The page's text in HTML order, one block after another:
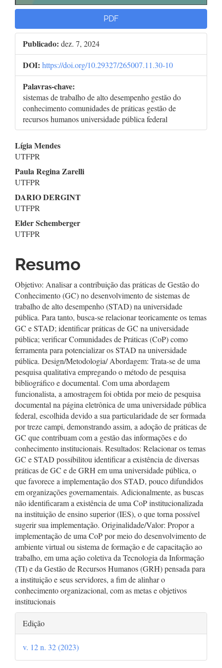
PDF
Publicado: dez. 7, 2024
DOI: https://doi.org/10.29327/265007.11.30-10
Palavras-chave:
sistemas de trabalho de alto desempenho gestão do
conhecimento comunidades de práticas gestão de
recursos humanos universidade pública federal
Conteúdo
do
artigo
principal
Lígia Mendes
UTFPR
Paula Regina Zarelli
UTFPR
DARIO DERGINT
UTFPR
Elder Schemberger
UTFPR
Resumo
Objetivo: Analisar a contribuição das práticas de Gestão do
Conhecimento (GC) no desenvolvimento de sistemas de
trabalho de alto desempenho (STAD) na universidade
pública. Para tanto, busca-se relacionar teoricamente os temas
GC e STAD; identificar práticas de GC na universidade
pública; verificar Comunidades de Práticas (CoP) como
ferramenta para potencializar os STAD na universidade
pública. Design/Metodologia/ Abordagem: Trata-se de uma
pesquisa qualitativa empregando o método de pesquisa
bibliográfico e documental. Com uma abordagem
funcionalista, a amostragem foi obtida por meio de pesquisa
documental na página eletrônica de uma universidade pública
federal, escolhida devido a sua particularidade de ser formada
por treze campi, demonstrando assim, a adoção de práticas de
GC que contribuam com a gestão das informações e do
conhecimento institucionais. Resultados: Relacionar os temas
GC e STAD possibilitou identificar a existência de diversas
práticas de GC e de GRH em uma universidade pública, o
que favorece a implementação dos STAD, pouco difundidos
em organizações governamentais. Adicionalmente, as buscas
não identificaram a existência de uma CoP institucionalizada
na instituição de ensino superior (IES), o que torna possível
sugerir sua implementação. Originalidade/Valor: Propor a
implementação de uma CoP por meio do desenvolvimento de
ambiente virtual ou sistema de formação e de capacitação ao
trabalho, em uma ação coletiva da Tecnologia da Informação
(TI) e da Gestão de Recursos Humanos (GRH) pensada para
a instituição e seus servidores, a fim de alinhar o
conhecimento organizacional, com as metas e objetivos
institucionais
Detalhes
do
artigo
Edição
v. 12 n. 32 (2023)